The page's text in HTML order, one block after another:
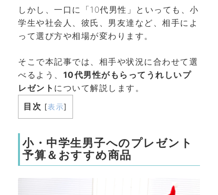
しかし、一口に「10代男性」といっても、小
学生や社会人、彼氏、男友達など、相手によ
って選び方や相場が変わります。
そこで本記事では、相手や状況に合わせて選
べるよう、 10代男性がもらってうれしいプ
レゼント について解説します。
目次 [表示]
小・中学生男子へのプレゼント
予算＆おすすめ商品